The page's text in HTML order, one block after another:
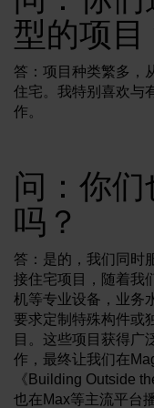
型的项目
答：项目种类繁多，
住宅。我特别喜欢与
作。
问：你们
吗？
答：是的，我们同时
接住宅项目，随着我
机等专业设备，业务
要求定制特殊构件或
目。这些项目获得广
作，最终让我们在
《Building Outside
也在Max等主流平台